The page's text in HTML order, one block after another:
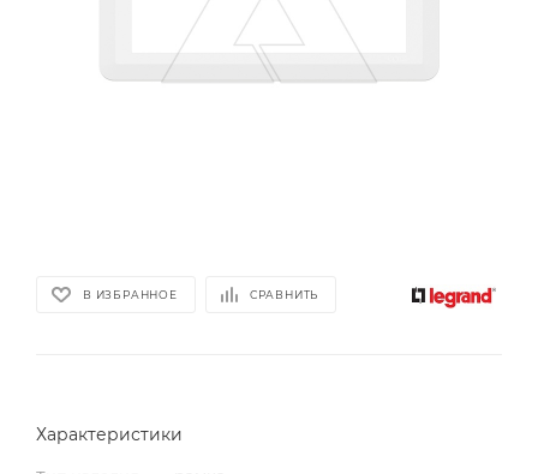
В ИЗБРАННОЕ СРАВНИТЬ
Характеристики